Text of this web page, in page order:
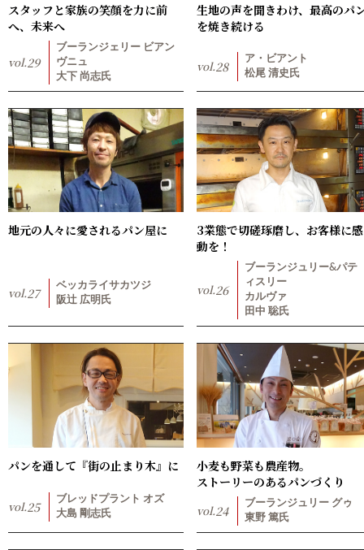
スタッフと家族の笑顔を力に前
へ、未来へ
vol.29
ブーランジェリー ビアン
ヴニュ
大下 尚志氏
生地の声を聞きわけ、最高のパ
を焼き続ける
vol.28
ア・ビアント
松尾 清史氏
地元の人々に愛されるパン屋に
vol.27
ベッカライサカツジ
阪辻 広明氏
3業態で切磋琢磨し、お客様に感
動を！
vol.26
ブーランジュリー&パテ
ィスリー
カルヴァ
田中 聡氏
パンを通して『街の止まり木』に
vol.25
ブレッドプラント オズ
大島 剛志氏
小麦も野菜も農産物。
ストーリーのあるパンづくり
vol.24
ブーランジュリー グゥ
東野 篤氏